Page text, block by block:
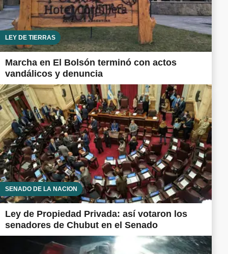
LEY DE TIERRAS
Marcha en El Bolsón terminó con actos
vandálicos y denuncia
SENADO DE LA NACIÓN
Ley de Propiedad Privada: así votaron los
senadores de Chubut en el Senado